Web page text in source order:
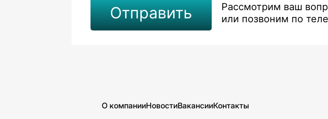
Рассмотрим ваш
или позвоним по
О компанииНовостиВакансииКонтакты